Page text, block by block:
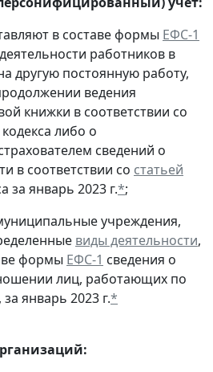
в составе формы ЕФС-1
работников в
другую постоянную работу,
ведения
книжки в соответствии со
либо о
сведений о
в соответствии со статьей
за январь 2023 г.*;
учреждения,
виды деятельности,
формы ЕФС-1 сведения о
лиц, работающих по
январь 2023 г.*